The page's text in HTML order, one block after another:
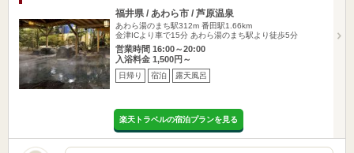
福井県 / あわら市 / 芦原温泉
あわら湯のまち駅312m 番田駅1.66km
金津ICより車で15分 あわら湯のまち駅より徒歩5分
営業時間 16:00～20:00
入浴料金 1,500円～
日帰り 宿泊 露天風呂
楽天トラベルの宿泊プランを見る